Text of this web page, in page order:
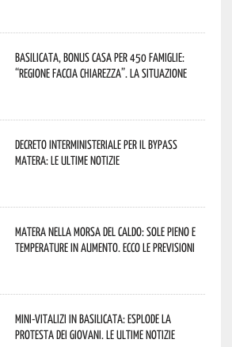
Basilicata, Bonus casa per 450 famiglie:
“Regione faccia chiarezza”. La situazione
Decreto interministeriale per il Bypass
Matera: le ultime notizie
Matera nella morsa del caldo: sole pieno e
temperature in aumento. Ecco le previsioni
Mini-vitalizi in Basilicata: esplode la
protesta dei giovani. Le ultime notizie